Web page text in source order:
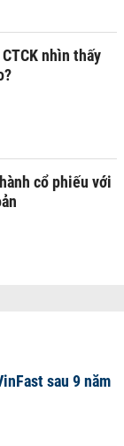
nhìn thấy
cổ phiếu với
sau 9 năm